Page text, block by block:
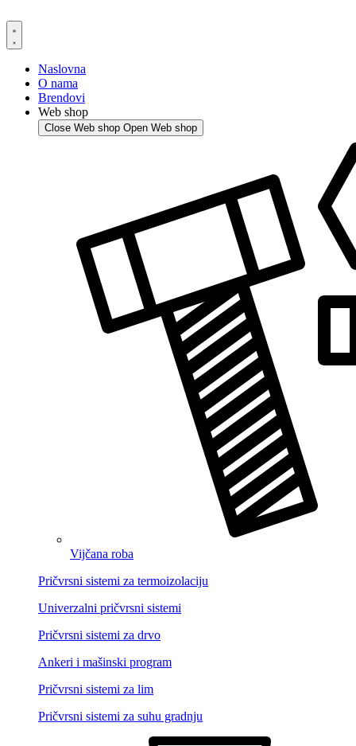
to
content
Naslovna
O nama
Brendovi
Web shop
Close Web shop Open Web shop
Vijčana roba
Pričvrsni sistemi za termoizolaciju
Univerzalni pričvrsni sistemi
Pričvrsni sistemi za drvo
Ankeri i mašinski program
Pričvrsni sistemi za lim
Pričvrsni sistemi za suhu gradnju